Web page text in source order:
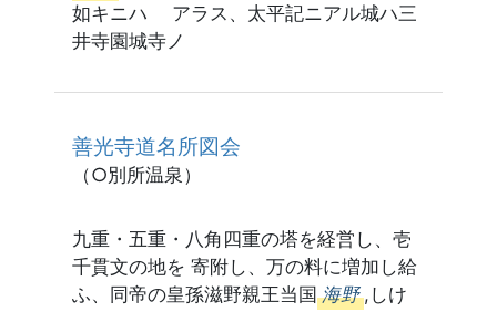
如キニハ アラス、太平記ニアル城ハ三
井寺園城寺ノ
善光寺道名所図会
（○別所温泉）
九重・五重・八角四重の塔を経営し、壱
千貫文の地を 寄附し、万の料に増加し給
ふ、同帝の皇孫滋野親王当国 海野 ,しけ